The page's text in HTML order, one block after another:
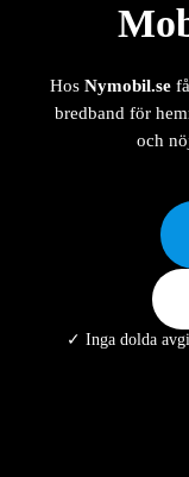
Hos Nymobil.se
bredband för
och
✓ Inga dolda